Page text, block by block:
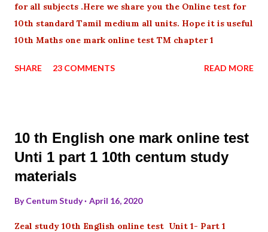
for all subjects .Here we share you the Online test for
10th standard Tamil medium all units. Hope it is useful
10th Maths one mark online test TM chapter 1
SHARE 23 COMMENTS READ MORE
10 th English one mark online test
Unti 1 part 1 10th centum study
materials
ByCentum Study April 16, 2020
Zeal study 10th English online test Unit 1- Part 1